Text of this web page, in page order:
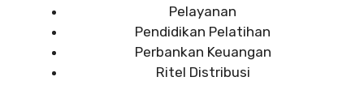
Pelayanan
Pendidikan Pelatihan
Perbankan Keuangan
Ritel Distribusi